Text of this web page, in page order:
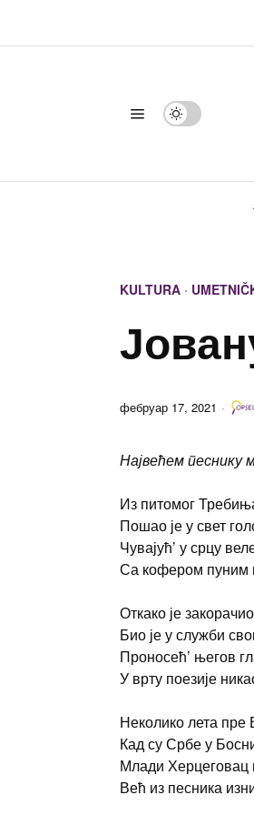
KULTURA ·
фебруар 17, 2021
Највећем песнику
Из питомог
Пошао је у свет
Чувајућ’ у срцу
Са кофером пуним
Откако је
Био је у служби
Проносећ’ његов
У врту поезије
Неколико лета пре
Кад су Србе у
Млади Херцеговац
Већ из песника